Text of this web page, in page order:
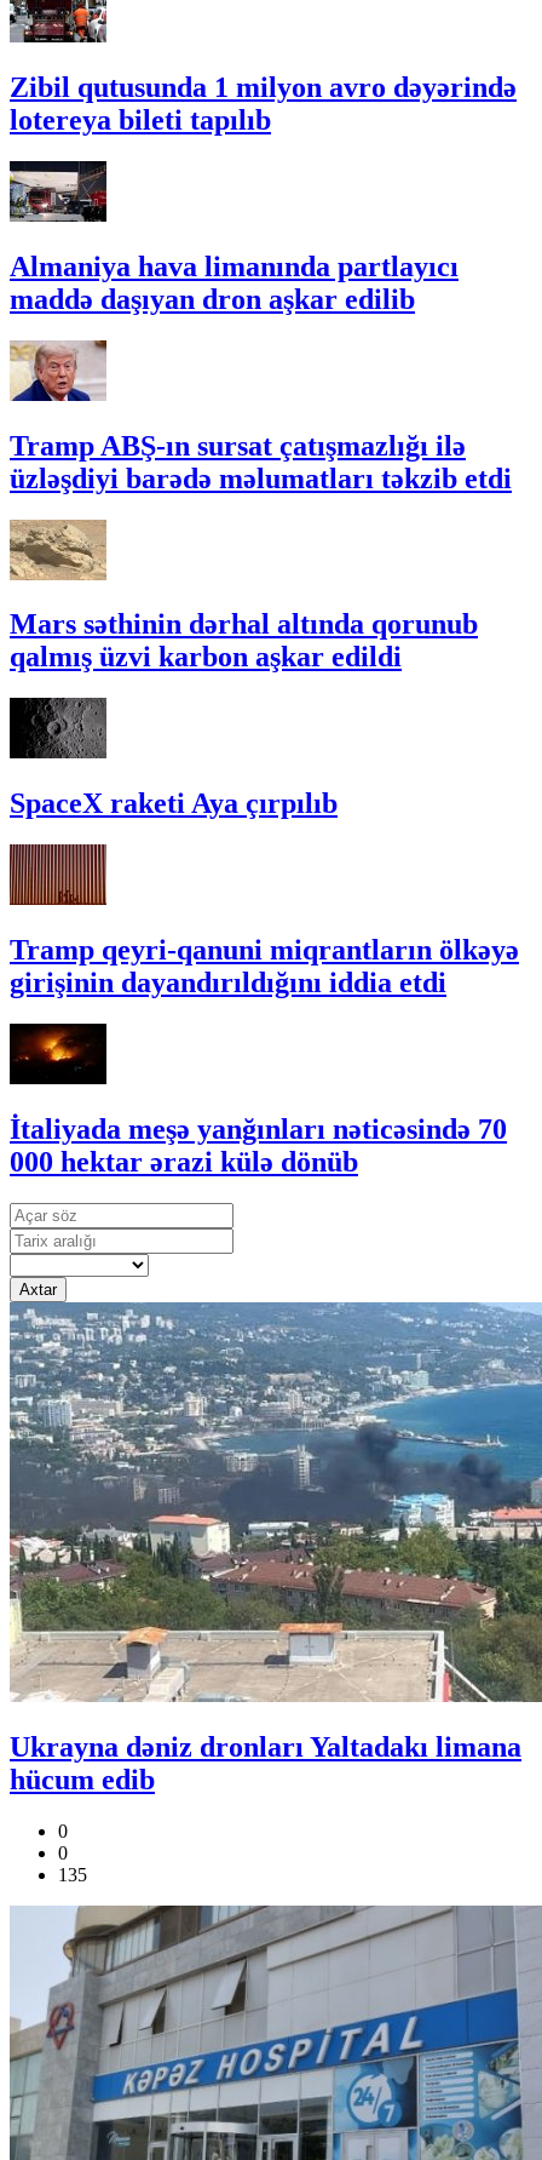
Zibil qutusunda 1 milyon avro dəyərində
lotereya bileti tapılıb
Almaniya hava limanında partlayıcı
maddə daşıyan dron aşkar edilib
Tramp ABŞ-ın sursat çatışmazlığı ilə
üzləşdiyi barədə məlumatları təkzib etdi
Mars səthinin dərhal altında qorunub
qalmış üzvi karbon aşkar edildi
SpaceX raketi Aya çırpılıb
Tramp qeyri-qanuni miqrantların ölkəyə
girişinin dayandırıldığını iddia etdi
İtaliyada meşə yanğınları nəticəsində 70
000 hektar ərazi külə dönüb
Axtar
Ukrayna dəniz dronları Yaltadakı limana
hücum edib
0
0
135